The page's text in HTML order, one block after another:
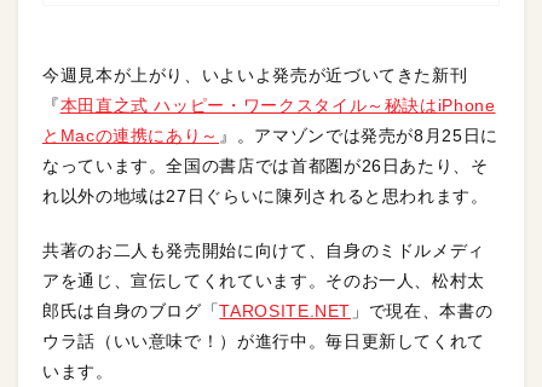
今週見本が上がり、いよいよ発売が近づいてきた新刊
『本田直之式 ハッピー・ワークスタイル～秘訣はiPhone
とMacの連携にあり～ 』。アマゾンでは発売が8月25日に
なっています。全国の書店では首都圏が26日あたり、そ
れ以外の地域は27日ぐらいに陳列されると思われます。
共著のお二人も発売開始に向けて、自身のミドルメディ
アを通じ、宣伝してくれています。そのお一人、松村太
郎氏は自身のブログ「TAROSITE.NET 」で現在、本書の
ウラ話（いい意味で！）が進行中。毎日更新してくれて
います。